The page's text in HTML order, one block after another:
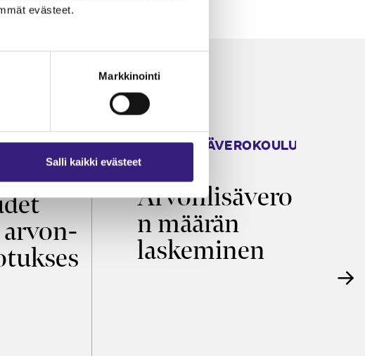
evästeet.
Markkinointi
Salli kaikki evästeet
arvon­
ARVONLISÄVEROKOULU
2026
Arvonlisävero
n määrän
laskeminen